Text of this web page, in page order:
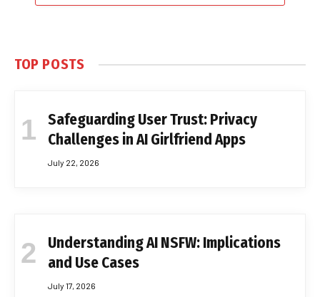
TOP POSTS
Safeguarding User Trust: Privacy
Challenges in AI Girlfriend Apps
July 22, 2026
Understanding AI NSFW: Implications
and Use Cases
July 17, 2026